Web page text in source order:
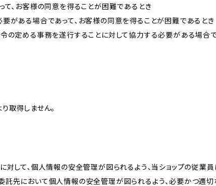
て、お客様の同意を得ることが困難であるとき
がある場合であって、お客様の同意を得ることが困難であるとき
の定める事務を遂行することに対して協力する必要がある場合
取得しません。
して、個人情報の安全管理が図られるよう、当ショップの従業
先において個人情報の安全管理が図られるよう、必要かつ適切